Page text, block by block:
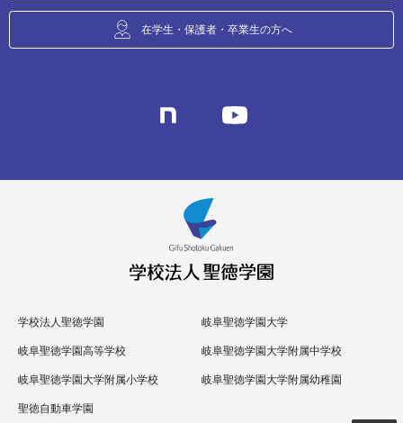
在学生・保護者・卒業生の方へ
学校法人聖徳学園 岐阜聖徳学園大学
岐阜聖徳学園高等学校 岐阜聖徳学園大学附属中学校
岐阜聖徳学園大学附属小学校 岐阜聖徳学園大学附属幼稚園
聖徳自動車学園